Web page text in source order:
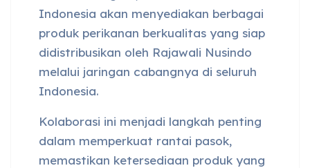
Indonesia akan menyediakan berbagai
produk perikanan berkualitas yang siap
didistribusikan oleh Rajawali Nusindo
melalui jaringan cabangnya di seluruh
Indonesia.
Kolaborasi ini menjadi langkah penting
dalam memperkuat rantai pasok,
memastikan ketersediaan produk yang